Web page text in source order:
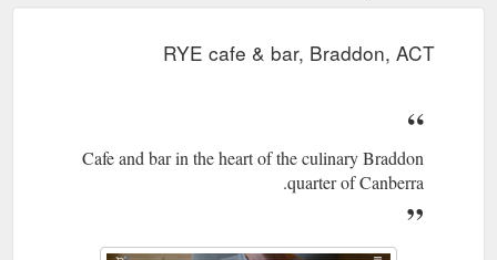
RYE cafe & bar, Braddon, ACT
Cafe and bar in the heart of the culinary Braddon
quarter of Canberra.